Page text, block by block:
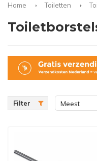
Home Toiletten
Filter
Meest